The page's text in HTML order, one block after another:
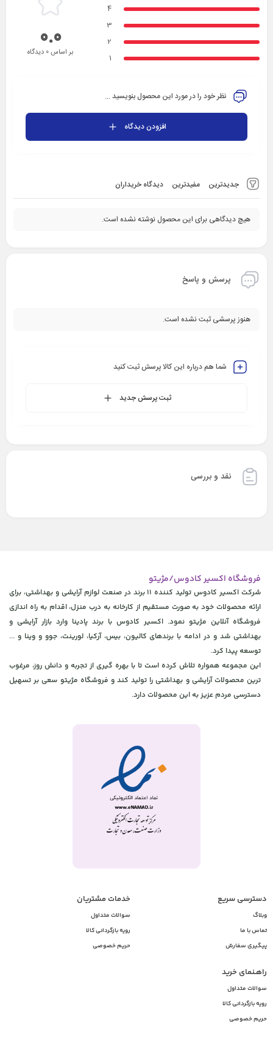
جدیدترین مفیدترین دیدگاه خریداران
هیچ دیدگاهی برای این محصول نوشته نشده است.
4
3
2
1
0.0بر اساس 0 دیدگاه
نظر خود را در مورد این محصول بنویسید ...
افزودن دیدگاه
پرسش و پاسخ
هنوز پرسشی ثبت نشده است.
شما هم درباره این کالا پرسش ثبت کنید
ثبت پرسش جدید
نقد و بررسی
فروشگاه اکسیر کادوس/مژیتو
شرکت اکسیر کادوس تولید کننده 11 برند در صنعت لوازم آرایشی و بهداشتی، برای
ارائه محصولات خود به صورت مستقیم از کارخانه به درب منزل، اقدام به راه اندازی
فروشگاه آنلاین مژیتو نمود. اکسیر کادوس با برند پادینا وارد بازار آرایشی و
بهداشتی شد و در ادامه با برندهای کالیون، بیس، آرکیا، لورینت، جوو و وینا و ...
توسعه پیدا کرد.
این مجموعه همواره تلاش کرده است تا با بهره گیری از تجربه و دانش روز، مرغوب
ترین محصولات آرایشی و بهداشتی را تولید کند و فروشگاه مژیتو سعی بر تسهیل
دسترسی مردم عزیز به این محصولات دارد.
دسترسی سریع
وبلاگ
تماس با ما
پیگیری سفارش
خدمات مشتریان
سوالات متداول
رویه بازگردانی کالا
حریم خصوصی
راهـنمای خرید
سوالات متداول
رویه بازگردانی کالا
حریم خصوصی